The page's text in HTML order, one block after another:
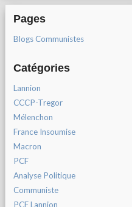
Pages
Blogs Communistes
Catégories
Lannion
CCCP-Tregor
Mélenchon
France Insoumise
Macron
PCF
Analyse Politique
Communiste
PCF Lannion